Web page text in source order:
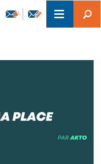
Toggle
navigation